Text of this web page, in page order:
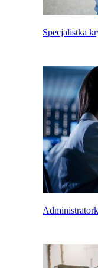
Specjalistka